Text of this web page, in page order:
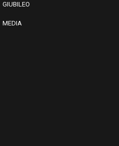
GIUBILEO
MEDIA